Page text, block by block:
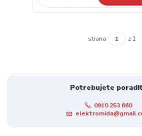
strana z 1
Potrebujete
0910 253 660